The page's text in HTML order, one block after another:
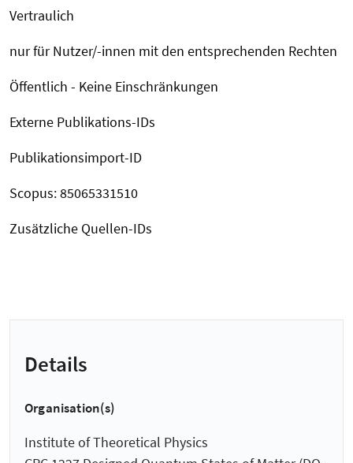
Vertraulich
nur für Nutzer/-innen mit den entsprechenden Rechten
​Ö​f​f​e​n​t​l​i​c​h - ​K​e​i​n​e ​E​i​n​s​c​h​r​ä​n​k​u​n​g​e​n
Externe Publikations-IDs
Publikationsimport-ID
Scopus: 85065331510
Zusätzliche Quellen-IDs
Details
Organisation(s)
Institute of Theoretical Physics